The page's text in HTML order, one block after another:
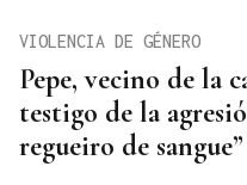
Pepe, vecino de la
testigo de la
regueiro de sangue”
VIOLENCIA DE GÉNERO